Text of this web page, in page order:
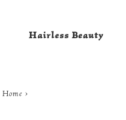
Hairless Beauty
Home ›